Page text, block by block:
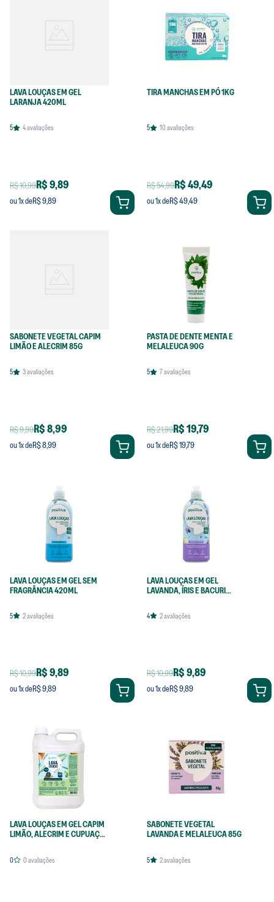
LAVA LOUÇAS EM GEL
LARANJA 420ML
5 4avaliações
R$ 10,99R$ 9,89
ou1x deR$ 9,89
TIRA MANCHAS EM PÓ 1KG
5 10avaliações
R$ 54,99R$ 49,49
ou1x deR$ 49,49
SABONETE VEGETAL CAPIM
LIMÃO E ALECRIM 85G
5 3avaliações
R$ 9,99R$ 8,99
ou1x deR$ 8,99
PASTA DE DENTE MENTA E
MELALEUCA 90G
5 7avaliações
R$ 21,99R$ 19,79
ou1x deR$ 19,79
LAVA LOUÇAS EM GEL SEM
FRAGRÂNCIA 420ML
5 2avaliações
R$ 10,99R$ 9,89
ou1x deR$ 9,89
LAVA LOUÇAS EM GEL
LAVANDA, ÍRIS E BACURI
4 2avaliações
R$ 10,99R$ 9,89
ou1x deR$ 9,89
LAVA LOUÇAS EM GEL CAPIM
LIMÃO, ALECRIM E CUPUAÇU
0 0avaliações
SABONETE VEGETAL
LAVANDA E MELALEUCA 85G
5 2avaliações